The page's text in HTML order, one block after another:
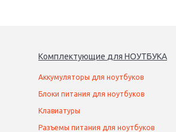
Комплектующие для НОУТБУКА
Аккумуляторы для ноутбуков
Блоки питания для ноутбуков
Клавиатуры
Разъемы питания для ноутбуков